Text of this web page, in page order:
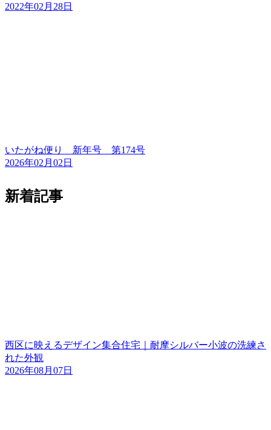
2022年02月28日
いたがね便り 新年号 第174号
2026年02月02日
新着記事
西区に映えるデザイン集合住宅｜耐摩シルバー小波の洗練さ
れた外観
2026年08月07日